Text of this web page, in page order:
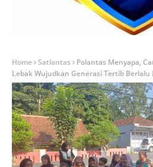
Home Satlantas
Polantas Menyapa,
Lebak Wujudkan Generasi Tertib Berlalu